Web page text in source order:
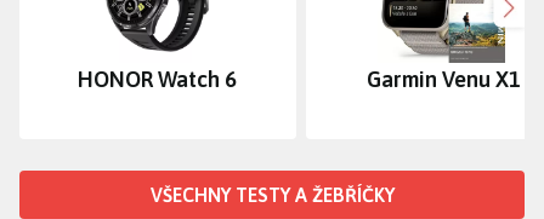
HONOR Watch 6 Garmin Venu X1
VŠECHNY TESTY A ŽEBŘÍČKY